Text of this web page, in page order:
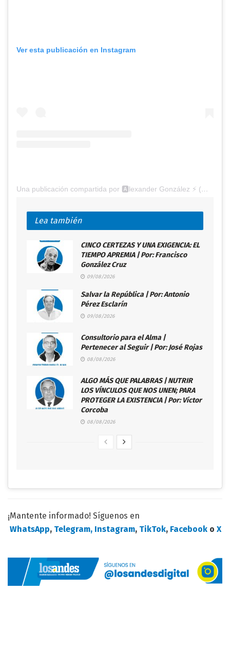
Ver esta publicación en Instagram
Una publicación compartida por 🅰lexander González ⚡ (@alexgonzalezdigital)
Lea también
CINCO CERTEZAS Y UNA EXIGENCIA: EL
TIEMPO APREMIA | Por: Francisco
González Cruz
09/08/2026
Salvar la República | Por: Antonio
Pérez Esclarín
09/08/2026
Consultorio para el Alma |
Pertenecer al Seguir | Por: José Rojas
08/08/2026
ALGO MÁS QUE PALABRAS | NUTRIR
LOS VÍNCULOS QUE NOS UNEN; PARA
PROTEGER LA EXISTENCIA | Por: Víctor
Corcoba
08/08/2026
¡Mantente informado! Síguenos en
WhatsApp, Telegram, Instagram, TikTok, Facebook o X